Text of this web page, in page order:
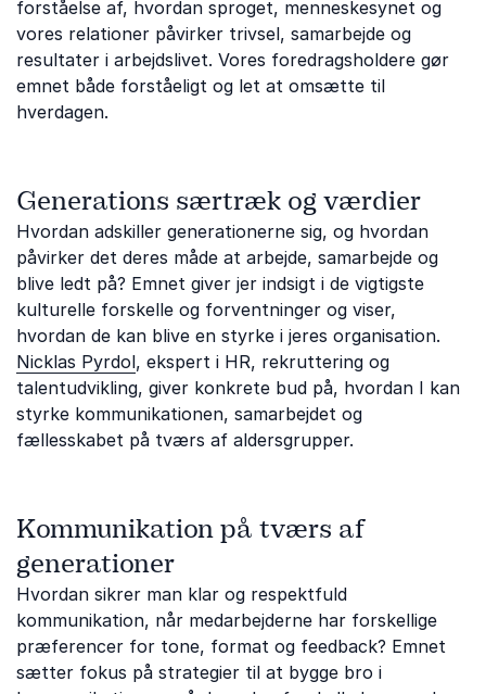
forståelse af, hvordan sproget, menneskesynet og
vores relationer påvirker trivsel, samarbejde og
resultater i arbejdslivet. Vores foredragsholdere gør
emnet både forståeligt og let at omsætte til
hverdagen.
Generations særtræk og værdier
Hvordan adskiller generationerne sig, og hvordan
påvirker det deres måde at arbejde, samarbejde og
blive ledt på? Emnet giver jer indsigt i de vigtigste
kulturelle forskelle og forventninger og viser,
hvordan de kan blive en styrke i jeres organisation.
Nicklas Pyrdol, ekspert i HR, rekruttering og
talentudvikling, giver konkrete bud på, hvordan I kan
styrke kommunikationen, samarbejdet og
fællesskabet på tværs af aldersgrupper.
Kommunikation på tværs af
generationer
Hvordan sikrer man klar og respektfuld
kommunikation, når medarbejderne har forskellige
præferencer for tone, format og feedback? Emnet
sætter fokus på strategier til at bygge bro i